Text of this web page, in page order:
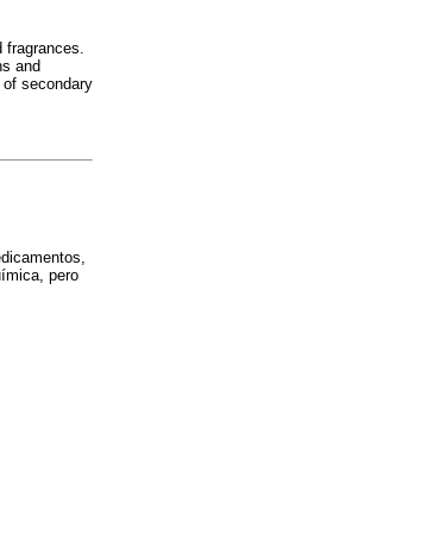
and
secondary
pero